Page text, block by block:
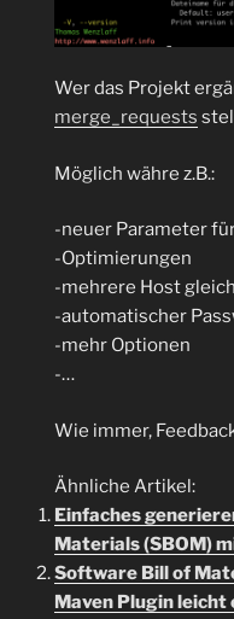
Wer das Projekt
merge_requests
Möglich währe z.B.:
-neuer Parameter
-Optimierungen
-mehrere Host
-automatischer
-mehr Optionen
-…
Wie immer,
Ähnliche Artikel:
Einfaches
Materials (SBOM)
Software Bill of
Maven Plugin leicht